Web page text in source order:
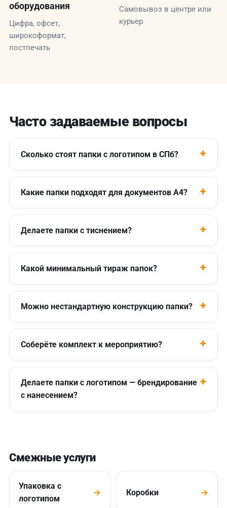
оборудования
Цифра, офсет,
широкоформат,
постпечать
Самовывоз в центре или
курьер
Часто задаваемые вопросы
Сколько стоят папки с логотипом в СПб?
Какие папки подходят для документов А4?
Делаете папки с тиснением?
Какой минимальный тираж папок?
Можно нестандартную конструкцию папки?
Соберёте комплект к мероприятию?
Делаете папки с логотипом — брендирование
с нанесением?
Смежные услуги
Упаковка с
логотипом
→ Коробки →